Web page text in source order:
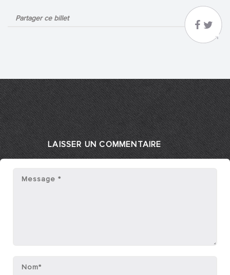
Partager ce billet
LAISSER UN COMMENTAIRE